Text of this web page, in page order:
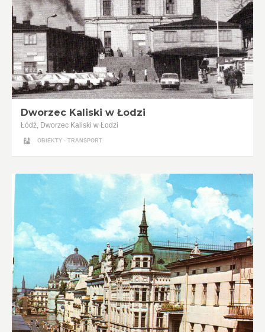
Dworzec Kaliski w Łodzi
Łódź, Dworzec Kaliski w Łodzi
OBIEKTY - TRANSPORT